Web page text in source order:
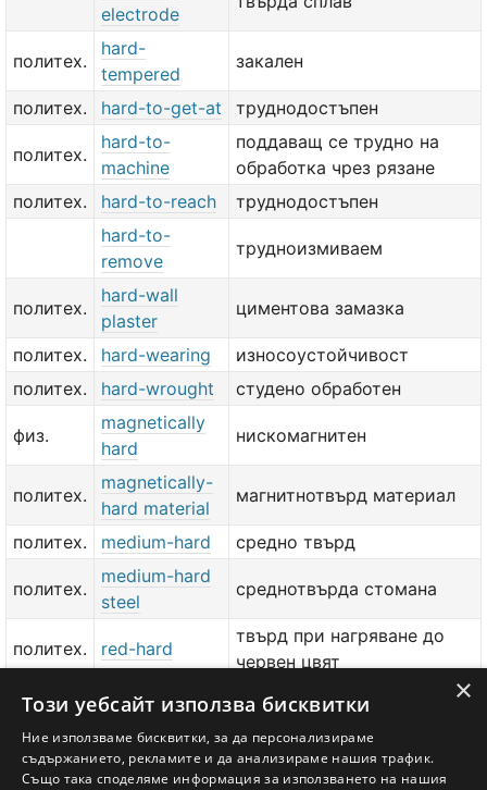
electrode
политех.
hard-
tempered
закален
политех. hard-to-get-at труднодостъпен
политех.
hard-to-
machine
поддаващ се трудно на
обработка чрез рязане
политех.
hard-to-reach
труднодостъпен
hard-to-
remove
трудноизмиваем
политех.
hard-wall
plaster
циментова замазка
политех. hard-wearing
износоустойчивост
политех.
hard-wrought студено обработен
физ.
magnetically
hard
нискомагнитен
политех.
magnetically-
hard material
магнитнотвърд материал
политех. medium-hard средно твърд
политех.
medium-hard
steel
среднотвърда стомана
политех. red-hard
твърд при нагряване до
червен цвят
тех.
red-hard steel
бързорежеща стомана
политех.
red-hard steel
политех.
set up hard затягам докрай
×
Този уебсайт използва бисквитки
Ние използваме бисквитки, за да персонализираме
съдържанието, рекламите и да анализираме нашия трафик.
Също така споделяме информация за използването на нашия